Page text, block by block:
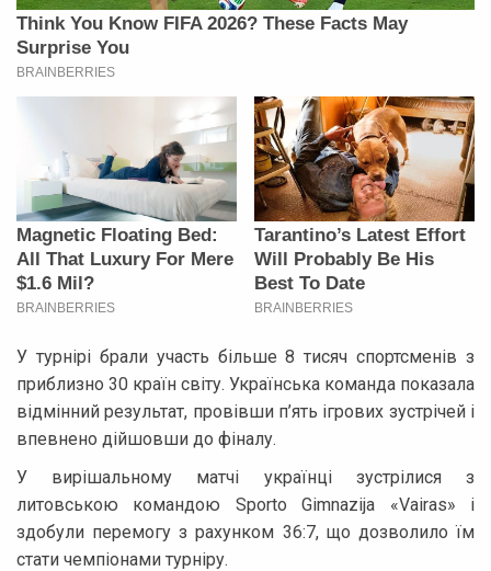
У турнірі брали участь більше 8 тисяч спортсменів з
приблизно 30 країн світу. Українська команда показала
відмінний результат, провівши п’ять ігрових зустрічей і
впевнено дійшовши до фіналу.
У вирішальному матчі українці зустрілися з
литовською командою Sporto Gimnazija «Vairas» і
здобули перемогу з рахунком 36:7, що дозволило їм
стати чемпіонами турніру.